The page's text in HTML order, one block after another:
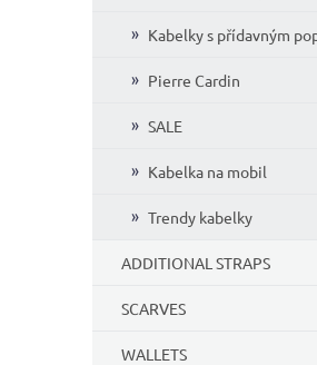
Kabelky s přídavným
Pierre Cardin
SALE
Kabelka na mobil
Trendy kabelky
ADDITIONAL STRAPS
SCARVES
WALLETS